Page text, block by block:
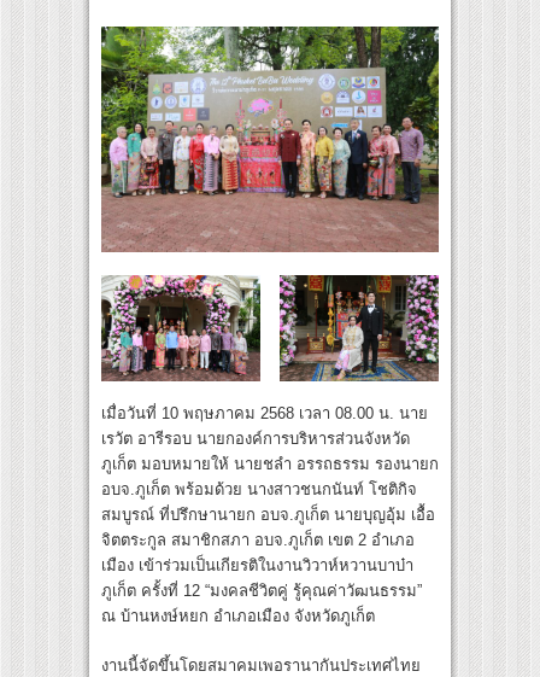
เมื่อวันที่ 10 พฤษภาคม 2568 เวลา 08.00 น. นาย
เรวัต อารีรอบ นายกองค์การบริหารส่วนจังหวัด
ภูเก็ต มอบหมายให้ นายชลำ อรรถธรรม รองนายก
อบจ.ภูเก็ต พร้อมด้วย นางสาวชนกนันท์ โชติกิจ
สมบูรณ์ ที่ปรึกษานายก อบจ.ภูเก็ต นายบุญอุ้ม เอื้อ
จิตตระกูล สมาชิกสภา อบจ.ภูเก็ต เขต 2 อำเภอ
เมือง เข้าร่วมเป็นเกียรติในงานวิวาห์หวานบาบ๋า
ภูเก็ต ครั้งที่ 12 “มงคลชีวิตคู่ รู้คุณค่าวัฒนธรรม”
ณ บ้านหงษ์หยก อำเภอเมือง จังหวัดภูเก็ต
งานนี้จัดขึ้นโดยสมาคมเพอรานากันประเทศไทย